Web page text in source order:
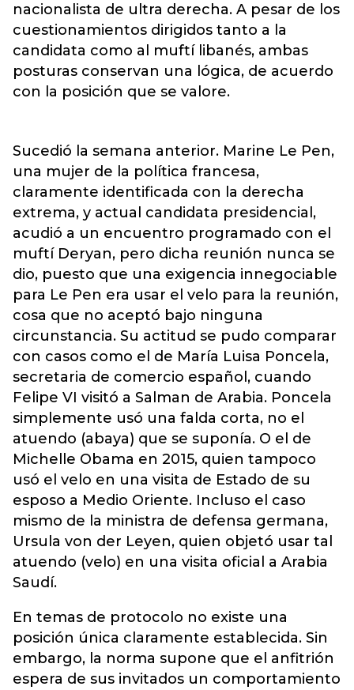
nacionalista de ultra derecha. A pesar de los
cuestionamientos dirigidos tanto a la
candidata como al muftí libanés, ambas
posturas conservan una lógica, de acuerdo
con la posición que se valore.
Sucedió la semana anterior. Marine Le Pen,
una mujer de la política francesa,
claramente identificada con la derecha
extrema, y actual candidata presidencial,
acudió a un encuentro programado con el
muftí Deryan, pero dicha reunión nunca se
dio, puesto que una exigencia innegociable
para Le Pen era usar el velo para la reunión,
cosa que no aceptó bajo ninguna
circunstancia. Su actitud se pudo comparar
con casos como el de María Luisa Poncela,
secretaria de comercio español, cuando
Felipe VI visitó a Salman de Arabia. Poncela
simplemente usó una falda corta, no el
atuendo (abaya) que se suponía. O el de
Michelle Obama en 2015, quien tampoco
usó el velo en una visita de Estado de su
esposo a Medio Oriente. Incluso el caso
mismo de la ministra de defensa germana,
Ursula von der Leyen, quien objetó usar tal
atuendo (velo) en una visita oficial a Arabia
Saudí.
En temas de protocolo no existe una
posición única claramente establecida. Sin
embargo, la norma supone que el anfitrión
espera de sus invitados un comportamiento